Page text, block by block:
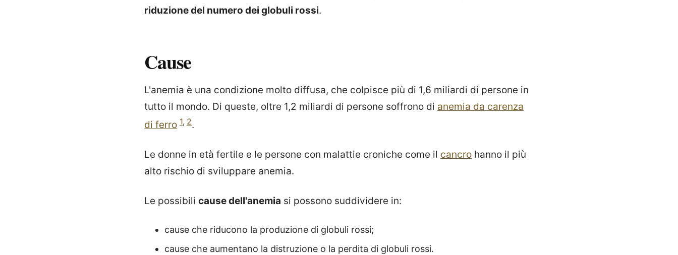
riduzione del numero dei globuli rossi.
Cause
L'anemia è una condizione molto diffusa, che colpisce più di 1,6 miliardi di persone in
tutto il mondo. Di queste, oltre 1,2 miliardi di persone soffrono di anemia da carenza
di ferro 1, 2.
Le donne in età fertile e le persone con malattie croniche come il cancro hanno il più
alto rischio di sviluppare anemia.
Le possibili cause dell'anemia si possono suddividere in:
cause che riducono la produzione di globuli rossi;
cause che aumentano la distruzione o la perdita di globuli rossi.